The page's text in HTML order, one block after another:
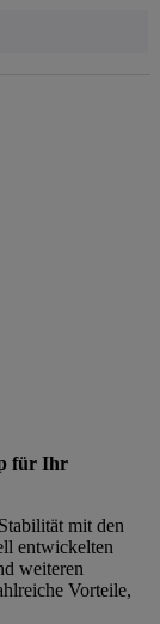
für Ihr
mit den
entwickelten
weiteren
Vorteile,